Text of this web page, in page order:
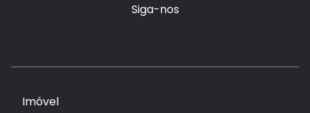
Siga-nos
Imóvel